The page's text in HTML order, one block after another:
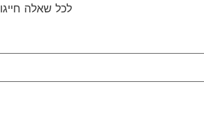
לכל שאלה חייגו